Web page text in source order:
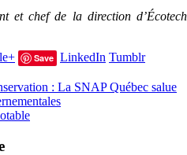
et chef de la direction d’Écotech
Save LinkedIn Tumblr
: La SNAP Québec salue